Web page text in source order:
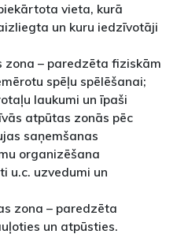
vieta, kurā
un kuru iedzīvotāji
– paredzēta fiziskām
spēļu spēlēšanai;
laukumi un īpaši
atpūtas zonās pēc
saņemšanas
organizēšana
u.c. uzvedumi un
zona – paredzēta
un atpūsties.